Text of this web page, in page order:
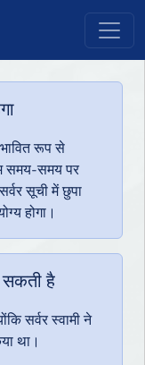
रूप से
समय-समय पर
सूची में छुपा
होगा।
सकती है
सर्वर स्वामी ने
था।